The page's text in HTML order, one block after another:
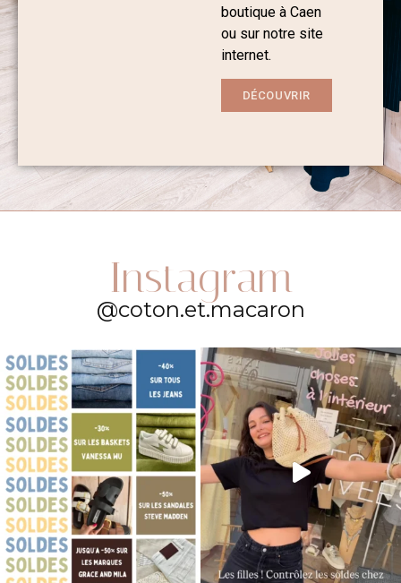
boutique à Caen
ou sur notre site
internet.
DÉCOUVRIR
Instagram
@coton.et.macaron